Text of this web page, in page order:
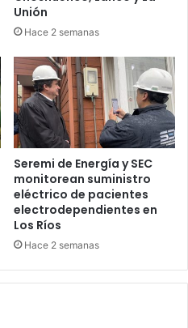
Unión
Hace 2 semanas
Seremi de Energía y SEC
monitorean suministro
eléctrico de pacientes
electrodependientes en
Los Ríos
Hace 2 semanas